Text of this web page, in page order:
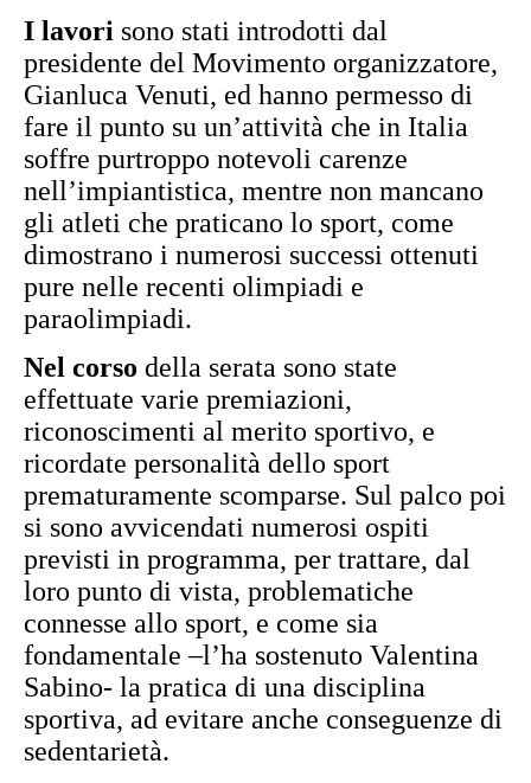
I lavori sono stati introdotti dal
presidente del Movimento organizzatore,
Gianluca Venuti, ed hanno permesso di
fare il punto su un’attività che in Italia
soffre purtroppo notevoli carenze
nell’impiantistica, mentre non mancano
gli atleti che praticano lo sport, come
dimostrano i numerosi successi ottenuti
pure nelle recenti olimpiadi e
paraolimpiadi.
Nel corso della serata sono state
effettuate varie premiazioni,
riconoscimenti al merito sportivo, e
ricordate personalità dello sport
prematuramente scomparse. Sul palco poi
si sono avvicendati numerosi ospiti
previsti in programma, per trattare, dal
loro punto di vista, problematiche
connesse allo sport, e come sia
fondamentale –l’ha sostenuto Valentina
Sabino- la pratica di una disciplina
sportiva, ad evitare anche conseguenze di
sedentarietà.